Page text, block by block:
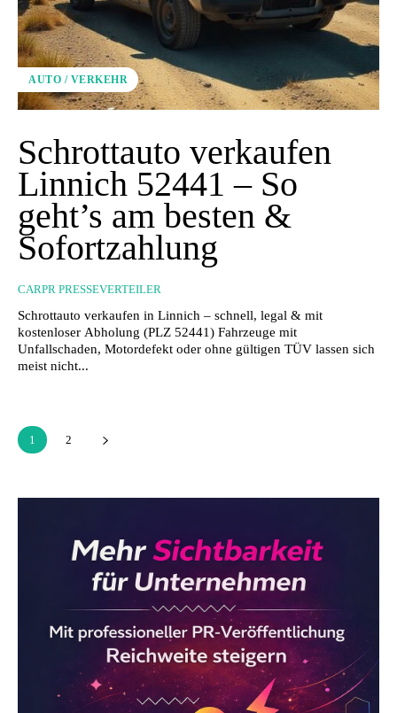
AUTO / VERKEHR
Schrottauto verkaufen
Linnich 52441 – So
geht’s am besten &
Sofortzahlung
CARPR PRESSEVERTEILER
Schrottauto verkaufen in Linnich – schnell, legal & mit
kostenloser Abholung (PLZ 52441) Fahrzeuge mit
Unfallschaden, Motordefekt oder ohne gültigen TÜV lassen sich
meist nicht...
1 2